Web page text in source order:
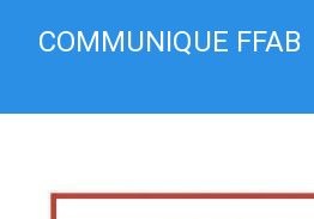
COMMUNIQUE FFAB